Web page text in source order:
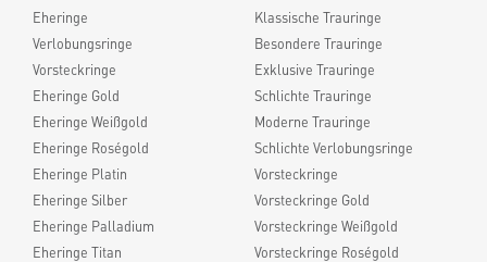
Eheringe
Verlobungsringe
Vorsteckringe
Eheringe Gold
Eheringe Weißgold
Eheringe Roségold
Eheringe Platin
Eheringe Silber
Eheringe Palladium
Eheringe Titan
Klassische Trauringe
Besondere Trauringe
Exklusive Trauringe
Schlichte Trauringe
Moderne Trauringe
Schlichte Verlobungsringe
Vorsteckringe
Vorsteckringe Gold
Vorsteckringe Weißgold
Vorsteckringe Roségold